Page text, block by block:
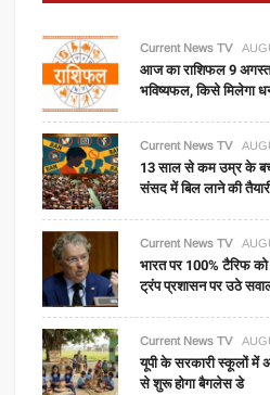
Current News TV
आज का राशिफल 9
भविष्यफल, किसे मिलेगा
Current News TV
13 साल से कम उम्र के
संसद में बिल लाने की
Current News TV
भारत पर 100% टैरिफ
ट्रंप प्रशासन पर उठे
Current News TV
यूपी के सरकारी स्कूलों में
से शुरू होगा बैगलेस डे